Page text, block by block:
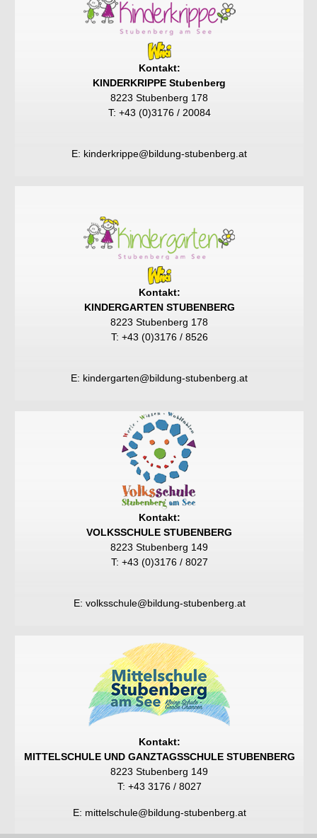
Kontakt:
KINDERKRIPPE Stubenberg
8223 Stubenberg 178
T: +43 (0)3176 / 20084
E: kinderkrippe@bildung-stubenberg.at
Kontakt:
KINDERGARTEN STUBENBERG
8223 Stubenberg 178
T: +43 (0)3176 / 8526
E: kindergarten@bildung-stubenberg.at
Kontakt:
VOLKSSCHULE STUBENBERG
8223 Stubenberg 149
T: +43 (0)3176 / 8027
E: volksschule@bildung-stubenberg.at
Kontakt:
MITTELSCHULE UND GANZTAGSSCHULE STUBENBERG
8223 Stubenberg 149
T: +43 3176 / 8027
E: mittelschule@bildung-stubenberg.at